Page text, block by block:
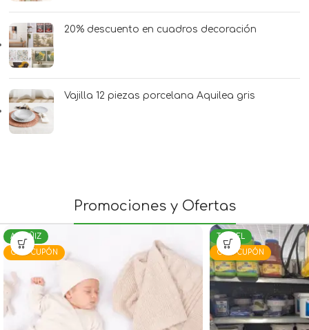
20% descuento en cuadros decoración
Vajilla 12 piezas porcelana Aquilea gris
Promociones y Ofertas
ALCAÑIZ
CON CUPÓN
TERUEL
CON CUPÓN